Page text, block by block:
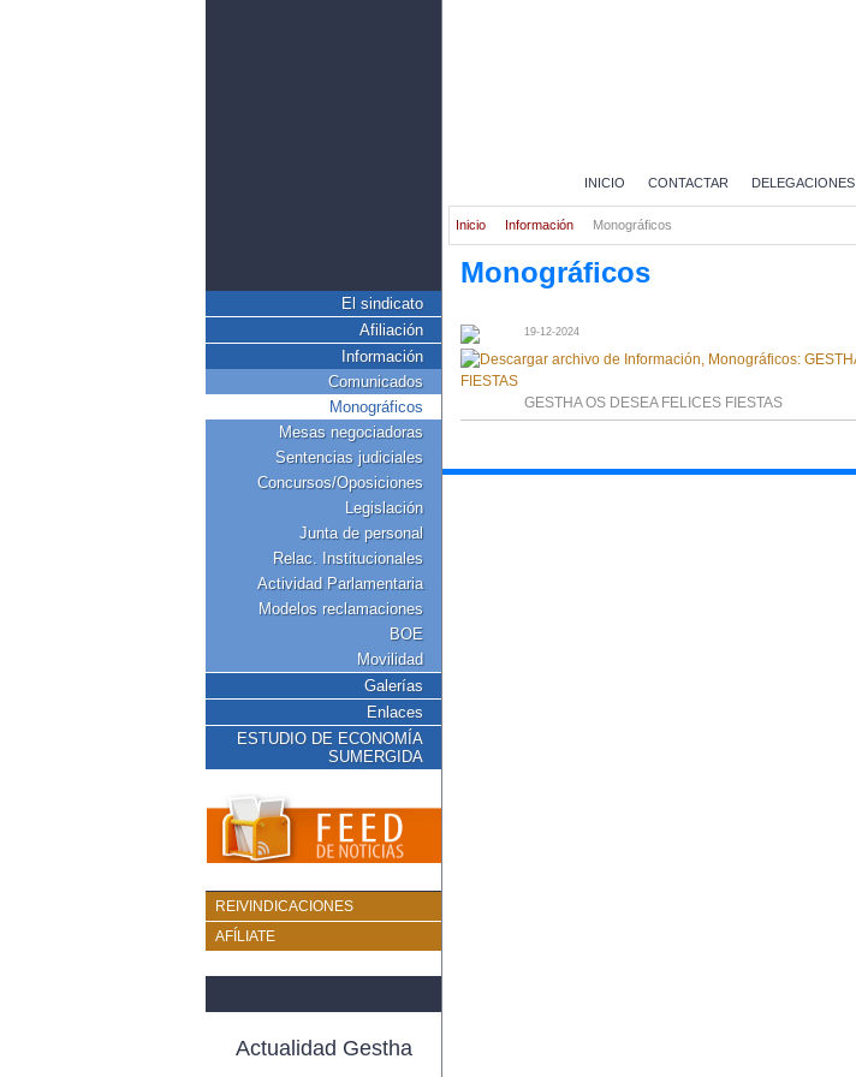
El sindicato
Afiliación
Información
Comunicados
Monográficos
Mesas negociadoras
Sentencias judiciales
Concursos/Oposiciones
Legislación
Junta de personal
Relac. Institucionales
Actividad Parlamentaria
Modelos reclamaciones
BOE
Movilidad
Galerías
Enlaces
ESTUDIO DE ECONOMÍA
SUMERGIDA
REIVINDICACIONES
AFÍLIATE
Actualidad Gestha
INICIO CONTACTAR DELEGACIONES
Inicio Información Monográficos
Monográficos
19-12-2024
GESTHA OS DESEA FELICES FIESTAS